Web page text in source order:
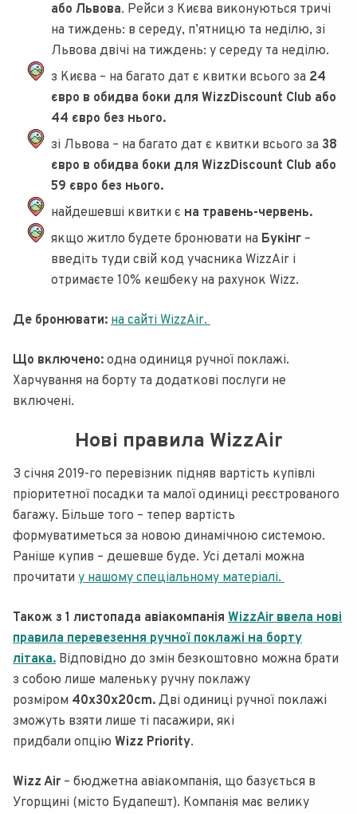
або Львова. Рейси з Києва виконуються тричі
на тиждень: в середу, п’ятницю та неділю, зі
Львова двічі на тиждень: у середу та неділю.
з Києва – на багато дат є квитки всього за 24
євро в обидва боки для WizzDiscount Club або
44 євро без нього.
зі Львова – на багато дат є квитки всього за 38
євро в обидва боки для WizzDiscount Club або
59 євро без нього.
найдешевші квитки є на травень-червень.
якщо житло будете бронювати на Букінг –
введіть туди свій код учасника WizzAir і
отримаєте 10% кешбеку на рахунок Wizz.
Де бронювати: на сайті WizzAir.
Що включено: одна одиниця ручної поклажі.
Харчування на борту та додаткові послуги не
включені.
Нові правила WizzAir
З січня 2019-го перевізник підняв вартість купівлі
пріоритетної посадки та малої одиниці реєстрованого
багажу. Більше того – тепер вартість
формуватиметься за новою динамічною системою.
Раніше купив – дешевше буде. Усі деталі можна
прочитати у нашому спеціальному матеріалі.
Також з 1 листопада авіакомпанія WizzAir ввела нові
правила перевезення ручної поклажі на борту
літака. Відповідно до змін безкоштовно можна брати
з собою лише маленьку ручну поклажу
розміром 40x30x20cm. Дві одиниці ручної поклажі
зможуть взяти лише ті пасажири, які
придбали опцію Wizz Priority.
Wizz Air – бюджетна авіакомпанія, що базується в
Угорщині (місто Будапешт). Компанія має велику